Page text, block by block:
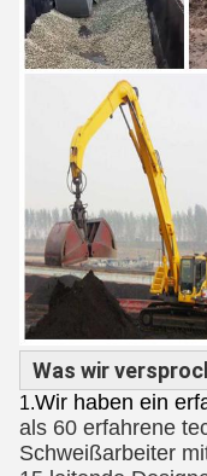
Was wir
1.Wir haben ein
als 60 erfahrene
Schweißarbeiter